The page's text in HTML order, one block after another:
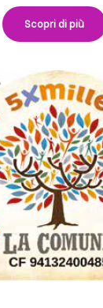
Scopri di più